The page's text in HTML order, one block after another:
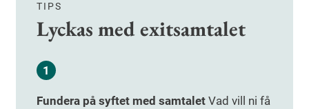
TIPS
Lyckas med exitsamtalet
Fundera på syftet med samtalet Vad vill ni få